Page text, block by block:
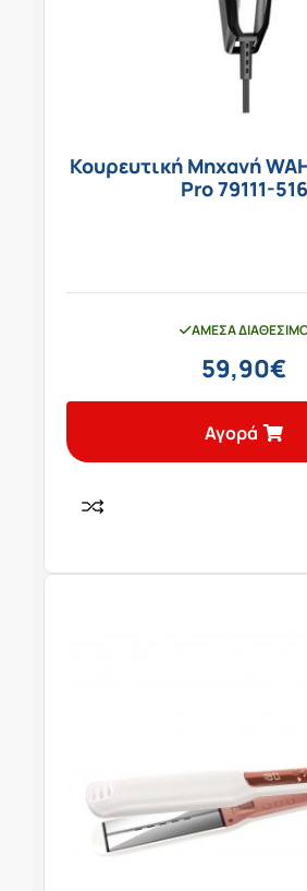
Κουρευτική Μηχανή
Pro 79111-516
ΆΜΕΣΑ
59,90€
Αγορά